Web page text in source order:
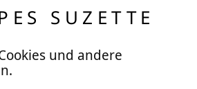
SUZETTE
und andere